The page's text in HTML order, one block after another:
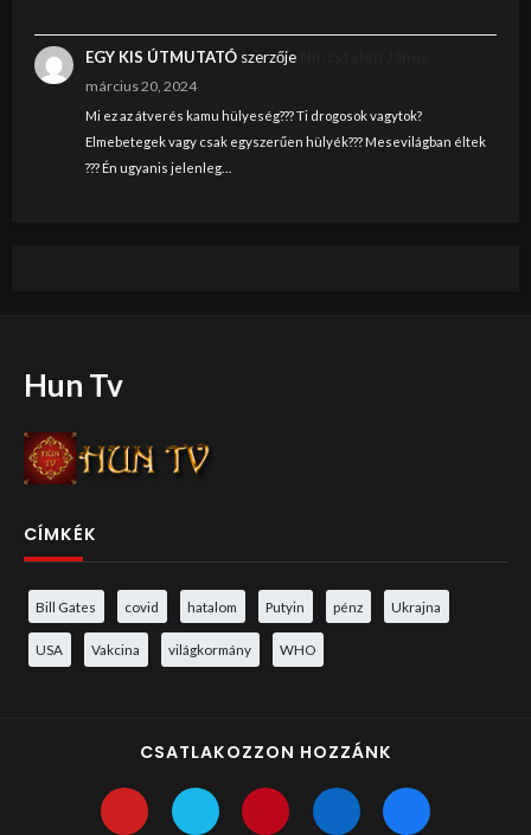
EGY KIS ÚTMUTATÓszerzője
március 20, 2024
Mi ez az átverés kamu hülyeség??? Ti drogosok vagytok?
Elmebetegek vagy csak egyszerűen hülyék??? Mesevilágban éltek
??? Én ugyanis jelenleg…
Hun Tv
CÍMKÉK
Bill Gates covid hatalom Putyin pénz Ukrajna
USA Vakcina világkormány WHO
CSATLAKOZZON HOZZÁNK